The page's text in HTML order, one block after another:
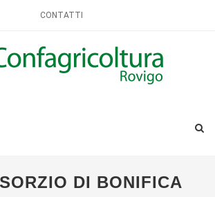
CONTATTI
DI BONIFICA